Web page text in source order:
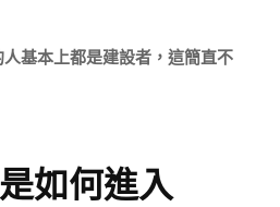
基本上都是建設者，這簡直不
如何進入